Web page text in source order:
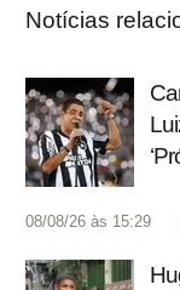
Notícias
08/08/26 às 15:29